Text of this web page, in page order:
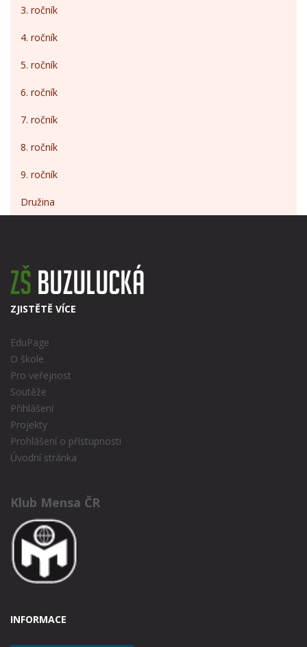
3. ročník
4. ročník
5. ročník
6. ročník
7. ročník
8. ročník
9. ročník
Družina
ZJISTĚTĚ VÍCE
EduPage
O škole
Pro veřejnost
Soutěže
Přihlášení
Projekty
Prohlášení o přístupnosti
Úvodní stránka
Klub Mensa ČR
INFORMACE